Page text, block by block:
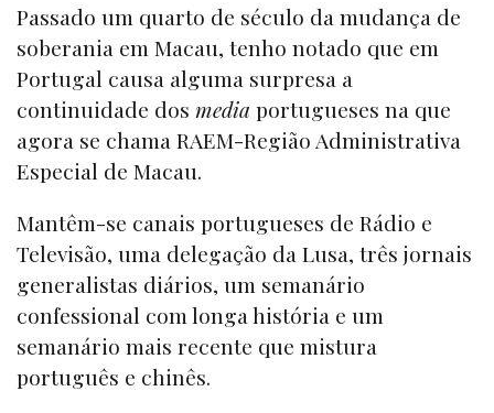
Passado um quarto de século da mudança de
soberania em Macau, tenho notado que em
Portugal causa alguma surpresa a
continuidade dos media portugueses na que
agora se chama RAEM-Região Administrativa
Especial de Macau.
Mantêm-se canais portugueses de Rádio e
Televisão, uma delegação da Lusa, três jornais
generalistas diários, um semanário
confessional com longa história e um
semanário mais recente que mistura
português e chinês.